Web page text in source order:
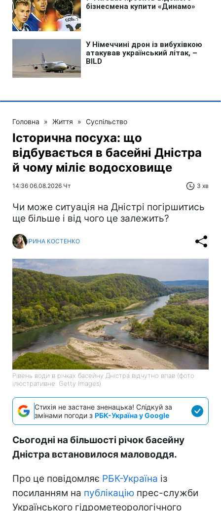
Головна
Історична посуха: що
відбувається в басейні Дністра
й чому міліє водосховище
14:36 06.08.2026 Чт 3 хв
Чи може ситуація на Дністрі погіршитись
ще більше і від чого це залежить?
ІРИНА КОСТЕНКО
Рівень води в річках басейну Дністра відчутно впав (фото
ілюстративне: Getty Images)